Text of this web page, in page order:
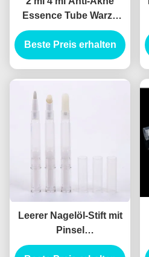
Essence Tube Warze
Entfernung Flüssigkeit
Concealer Pen Tube
Point Akne Pen
Beste Preis erhalten
Leerer Nagelöl-Stift mit
Pinsel
Flüssigkeitsgrundlage